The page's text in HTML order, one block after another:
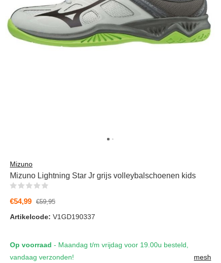
Mizuno
Mizuno Lightning Star Jr grijs volleybalschoenen kids
€54,99 €59,95
Artikelcode: V1GD190337
Op voorraad - Maandag t/m vrijdag voor 19.00u besteld,
vandaag verzonden!
mesh